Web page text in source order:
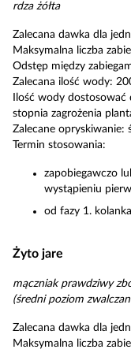
rdza żółta
Zalecana dawka dla
Maksymalna liczba
Odstęp między
Zalecana ilość wody:
Ilość wody dostosować
stopnia zagrożenia
Zalecane opryskiwanie:
Termin stosowania:
zapobiegawczo
wystąpieniu
od fazy 1.
Żyto jare
mączniak prawdziwy
(średni poziom
Zalecana dawka dla
Maksymalna liczba